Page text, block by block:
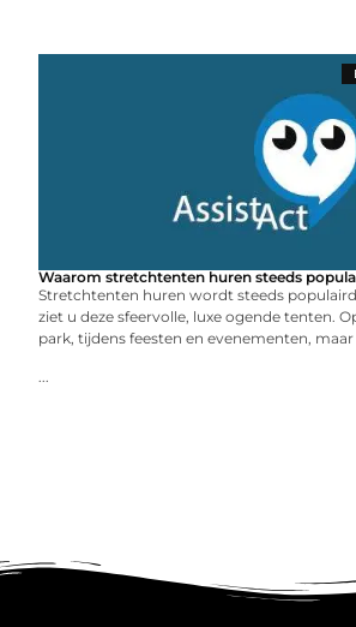
Waarom stretchtenten huren steeds
Stretchtenten huren wordt steeds
ziet u deze sfeervolle, luxe ogende tenten.
park, tijdens feesten en evenementen, maar
...